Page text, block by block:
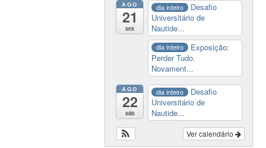
AGO
21
sex
dia inteiro
Desafio
Universitário de
Nautide...
dia inteiro
Exposição:
Perder Tudo.
Novament...
AGO
22
sáb
dia inteiro
Desafio
Universitário de
Nautide...
Ver calendário